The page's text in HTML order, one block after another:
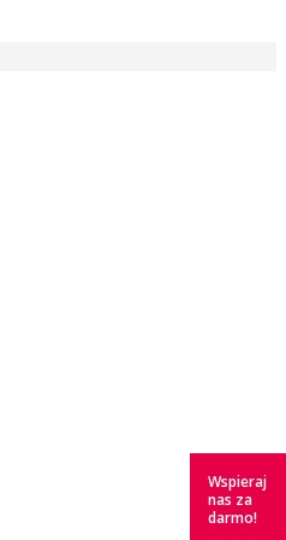
Wspieraj
nas za
darmo!